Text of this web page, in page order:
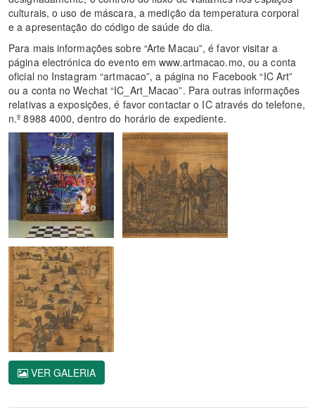
culturais, o uso de máscara, a medição da temperatura corporal
e a apresentação do código de saúde do dia.
Para mais informações sobre “Arte Macau”, é favor visitar a
página electrónica do evento em www.artmacao.mo, ou a conta
oficial no Instagram “artmacao”, a página no Facebook “IC Art”
ou a conta no Wechat “IC_Art_Macao”. Para outras informações
relativas a exposições, é favor contactar o IC através do telefone,
n.º 8988 4000, dentro do horário de expediente.
VER GALERIA